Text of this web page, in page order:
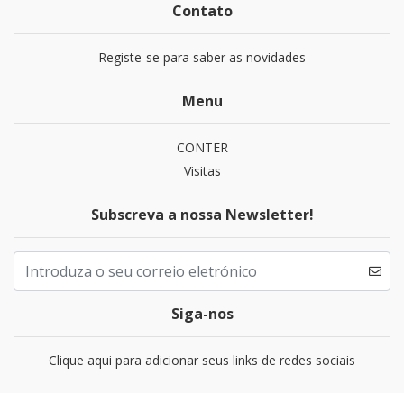
Contato
Registe-se para saber as novidades
Menu
CONTER
Visitas
Subscreva a nossa Newsletter!
Siga-nos
Clique aqui para adicionar seus links de redes sociais